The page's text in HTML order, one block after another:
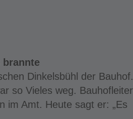
brannte
Dinkelsbühl der Bauhof.
so Vieles weg. Bauhofleiter
im Amt. Heute sagt er: „Es